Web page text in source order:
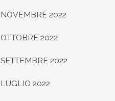
NOVEMBRE 2022
OTTOBRE 2022
SETTEMBRE 2022
LUGLIO 2022